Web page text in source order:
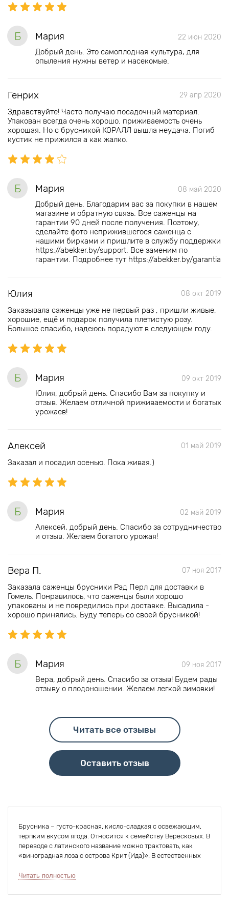
Б Мария 22 июн 2020
Добрый день. Это самоплодная культура, для
опыления нужны ветер и насекомые.
Генрих 29 апр 2020
Здравствуйте! Часто получаю посадочный материал.
Упакован всегда очень хорошо. приживаемость очень
хорошая. Но с брусникой КОРАЛЛ вышла неудача. Погиб
кустик не прижился а как жалко.
Б Мария 08 май 2020
Добрый день. Благодарим вас за покупки в нашем
магазине и обратную связь. Все саженцы на
гарантии 90 дней после получения. Поэтому,
сделайте фото неприжившегося саженца с
нашими бирками и пришлите в службу поддержки
https://abekker.by/support. Все заменим по
гарантии. Подробнее тут https://abekker.by/garantia
Юлия 08 окт 2019
Заказывала саженцы уже не первый раз , пришли живые,
хорошие, ещё и подарок получила плетистую розу.
Большое спасибо, надеюсь порадуют в следующем году.
Б Мария 09 окт 2019
Юлия, добрый день. Спасибо Вам за покупку и
отзыв. Желаем отличной приживаемости и богатых
урожаев!
Алексей 01 май 2019
Заказал и посадил осенью. Пока живая.)
Б Мария 02 май 2019
Алексей, добрый день. Спасибо за сотрудничество
и отзыв. Желаем богатого урожая!
Вера П. 07 ноя 2017
Заказала саженцы брусники Рэд Перл для доставки в
Гомель. Понравилось, что саженцы были хорошо
упакованы и не повредились при доставке. Высадила -
хорошо принялись. Буду теперь со своей брусникой!
Б Мария 09 ноя 2017
Вера, добрый день. Спасибо за отзыв! Будем рады
отзыву о плодоношении. Желаем легкой зимовки!
Читать все отзывы
Оставить отзыв
Брусника – густо-красная, кисло-сладкая с освежающим,
терпким вкусом ягода. Относится к семейству Вересковых. В
переводе с латинского название можно трактовать, как
«виноградная лоза с острова Крит (Ида)». В естественных
лиственных лесах. Сейчас выведено много новых сортов и
собственном саду, получая обильные урожаи целебных,
Читать полностью